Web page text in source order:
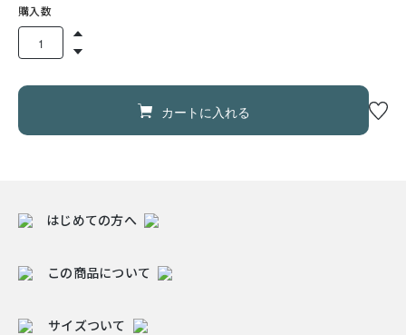
購入数
カートに入れる
はじめての方へ
この商品について
サイズついて